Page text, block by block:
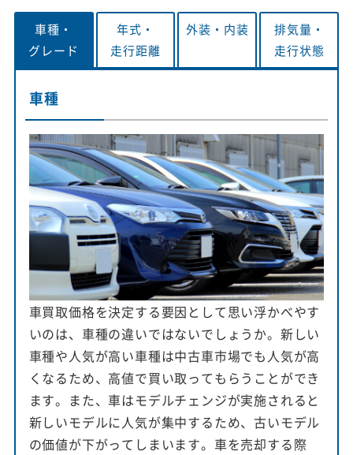
車種・
グレード
年式・
走行距離
外装・ 内装
排気量・
走行状態
車種
車買取価格を決定する要因として思い浮かべやす
いのは、車種の違いではないでしょうか。新しい
車種や人気が高い車種は中古車市場でも人気が高
くなるため、高値で買い取ってもらうことができ
ます。また、車はモデルチェンジが実施されると
新しいモデルに人気が集中するため、古いモデル
の価値が下がってしまいます。車を売却する際